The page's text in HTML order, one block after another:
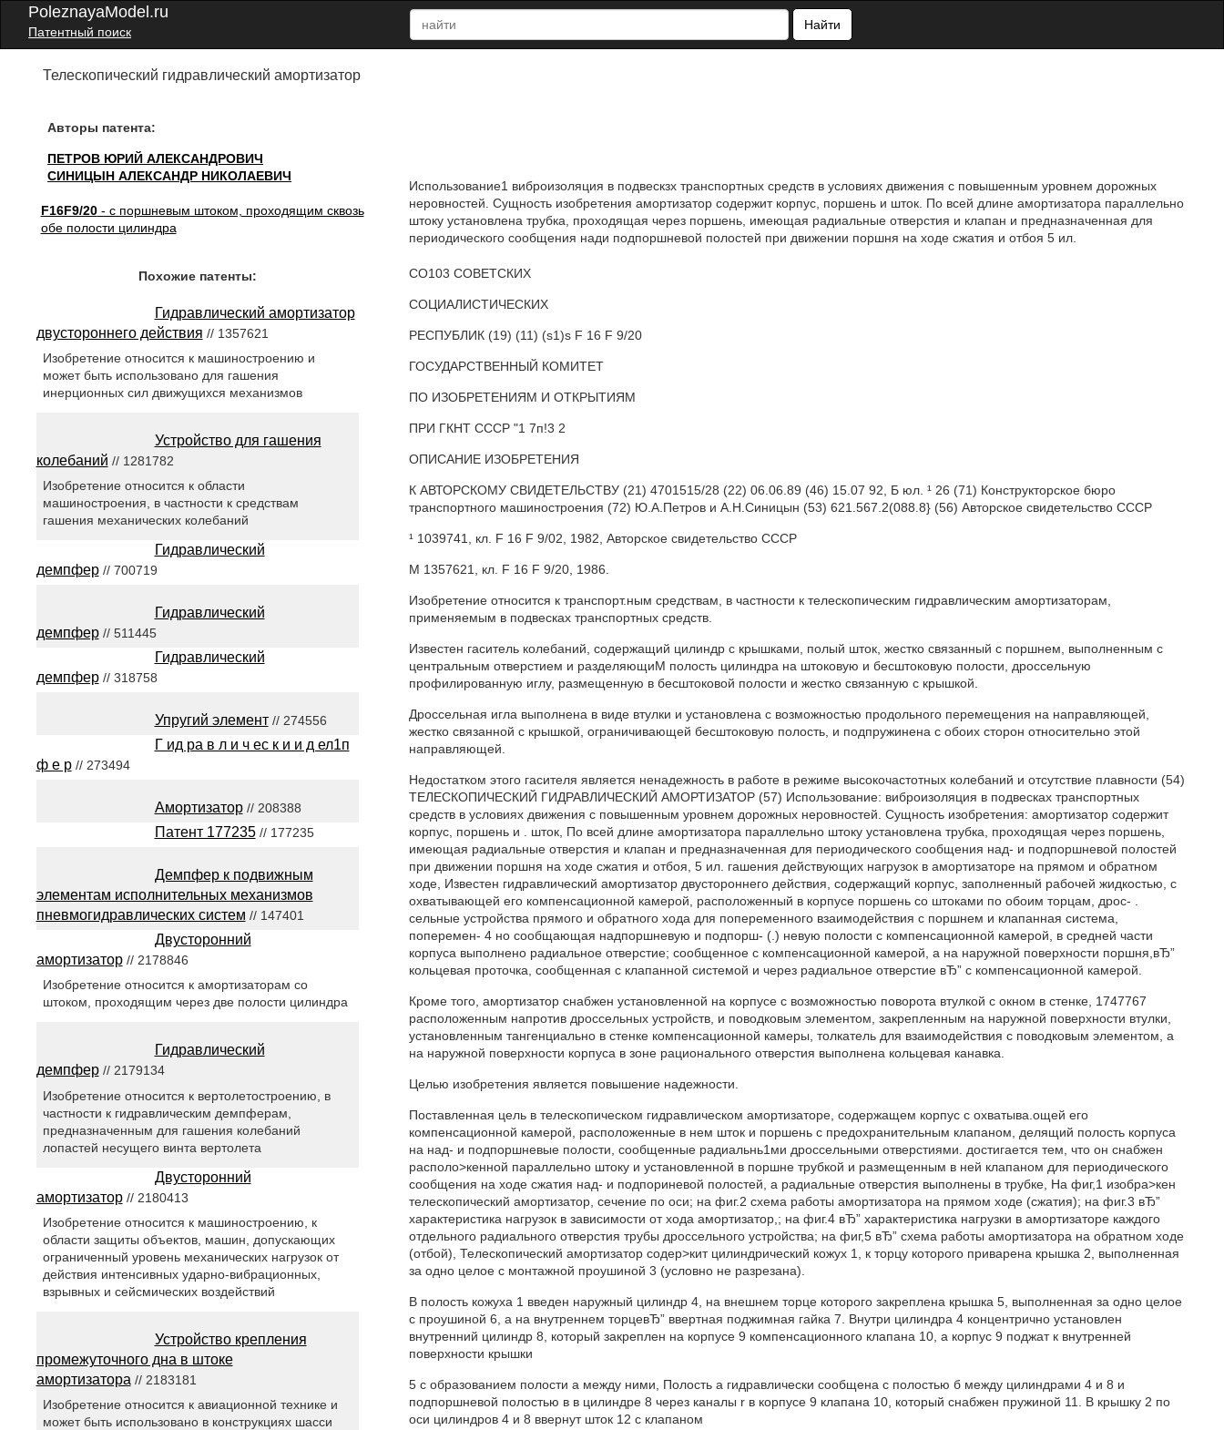
PoleznayaModel.ru
Патентный поиск
Найти
Телескопический гидравлический амортизатор
Авторы патента:
ПЕТРОВ ЮРИЙ АЛЕКСАНДРОВИЧ
СИНИЦЫН АЛЕКСАНДР НИКОЛАЕВИЧ
F16F9/20- с поршневым штоком, проходящим сквозь
обе полости цилиндра
Использование1 виброизоляция в подвескзх транспортных средств в условиях движения с повышенным уровнем дорожных
неровностей. Сущность изобретения амортизатор содержит корпус, поршень и шток. По всей длине амортизатора параллельно
штоку установлена трубка, проходящая через поршень, имеющая радиальные отверстия и клапан и предназначенная для
периодического сообщения нади подпоршневой полостей при движении поршня на ходе сжатия и отбоя 5 ил.
СО103 СОВЕТСКИХ
СОЦИАЛИСТИЧЕСКИХ
РЕСПУБЛИК (19) (11) (s1)s F 16 F 9/20
ГОСУДАРСТВЕННЫЙ КОМИТЕТ
ПО ИЗОБРЕТЕНИЯМ И ОТКРЫТИЯМ
ПРИ ГКНТ СССР "1 7п!3 2
ОПИСАНИЕ ИЗОБРЕТЕНИЯ
К АВТОРСКОМУ СВИДЕТЕЛЬСТВУ (21) 4701515/28 (22) 06.06.89 (46) 15.07 92, Б юл. ¹ 26 (71) Конструкторское бюро
транспортного машиностроения (72) Ю.А.Петров и А.Н.Синицын (53) 621.567.2(088.8} (56) Авторское свидетельство СССР
¹ 1039741, кл. F 16 F 9/02, 1982, Авторское свидетельство СССР
М 1357621, кл. F 16 F 9/20, 1986.
Изобретение относится к транспорт.ным средствам, в частности к телескопическим гидравлическим амортизаторам,
применяемым в подвесках транспортных средств.
Известен гаситель колебаний, содержащий цилиндр с крышками, полый шток, жестко связанный с поршнем, выполненным с
центральным отверстием и разделяющиМ полость цилиндра на штоковую и бесштоковую полости, дроссельную
профилированную иглу, размещенную в бесштоковой полости и жестко связанную с крышкой.
Дроссельная игла выполнена в виде втулки и установлена с возможностью продольного перемещения на направляющей,
жестко связанной с крышкой, ограничивающей бесштоковую полость, и подпружинена с обоих сторон относительно этой
направляющей.
Недостатком этого гасителя является ненадежность в работе в режиме высокочастотных колебаний и отсутствие плавности (54)
ТЕЛЕСКОПИЧЕСКИЙ ГИДРАВЛИЧЕСКИЙ АМОРТИЗАТОР (57) Использование: виброизоляция в подвесках транспортных
средств в условиях движения с повышенным уровнем дорожных неровностей. Сущность изобретения: амортизатор содержит
корпус, поршень и . шток, По всей длине амортизатора параллельно штоку установлена трубка, проходящая через поршень,
имеющая радиальные отверстия и клапан и предназначенная для периодического сообщения над- и подпоршневой полостей
при движении поршня на ходе сжатия и отбоя, 5 ил. гашения действующих нагрузок в амортизаторе на прямом и обратном
ходе, Известен гидравлический амортизатор двустороннего действия, содержащий корпус, заполненный рабочей жидкостью, с
охватывающей его компенсационной камерой, расположенный в корпусе поршень со штоками по обоим торцам, дрос- .
сельные устройства прямого и обратного хода для попеременного взаимодействия с поршнем и клапанная система,
поперемен- 4 но сообщающая надпоршневую и подпорш- (.) невую полости с компенсационной камерой, в средней части
корпуса выполнено радиальное отверстие; сообщенное с компенсационной камерой, а на наружной поверхности поршня,вЂ”
кольцевая проточка, сообщенная с клапанной системой и через радиальное отверстие вЂ” с компенсационной камерой.
Кроме того, амортизатор снабжен установленной на корпусе с возможностью поворота втулкой с окном в стенке, 1747767
расположенным напротив дроссельных устройств, и поводковым элементом, закрепленным на наружной поверхности втулки,
установленным тангенциально в стенке компенсационной камеры, толкатель для взаимодействия с поводковым элементом, а
на наружной поверхности корпуса в зоне рационального отверстия выполнена кольцевая канавка.
Целью изобретения является повышение надежности.
Поставленная цель в телескопическом гидравлическом амортизаторе, содержащем корпус с охватыва.ощей его
компенсационной камерой, расположенные в нем шток и поршень с предохранительным клапаном, делящий полость корпуса
на над- и подпоршневые полости, сообщенные радиальнь1ми дроссельными отверстиями. достигается тем, что он снабжен
располо>кенной параллельно штоку и установленной в поршне трубкой и размещенным в ней клапаном для периодического
сообщения на ходе сжатия над- и подпориневой полостей, а радиальные отверстия выполнены в трубке, На фиг,1 изобра>кен
телескопический амортизатор, сечение по оси; на фиг.2 схема работы амортизатора на прямом ходе (сжатия); на фиг.3 вЂ”
характеристика нагрузок в зависимости от хода амортизатор,; на фиг.4 вЂ” характеристика нагрузки в амортизаторе каждого
отдельного радиального отверстия трубы дроссельного устройства; на фиг,5 вЂ” схема работы амортизатора на обратном ходе
(отбой), Телескопический амортизатор содер>кит цилиндрический кожух 1, к торцу которого приварена крышка 2, выполненная
за одно целое с монтажной проушиной 3 (условно не разрезана).
В полость кожуха 1 введен наружный цилиндр 4, на внешнем торце которого закреплена крышка 5, выполненная за одно целое
с проушиной 6, а на внутреннем торцевЂ” ввертная поджимная гайка 7. Внутри цилиндра 4 концентрично установлен
внутренний цилиндр 8, который закреплен на корпусе 9 компенсационного клапана 10, а корпус 9 поджат к внутренней
поверхности крышки
5 с образованием полости а между ними, Полость а гидравлически сообщена с полостью б между цилиндрами 4 и 8 и
подпоршневой полостью в в цилиндре 8 через каналы r в корпусе 9 клапана 10, который снабжен пружиной 11. В крышку 2 по
оси цилиндров 4 и 8 ввернут шток 12 с клапаном
Похожие патенты:
Гидравлический амортизатор
двустороннего действия // 1357621
Изобретение относится к машиностроению и
может быть использовано для гашения
инерционных сил движущихся механизмов
Устройство для гашения
колебаний // 1281782
Изобретение относится к области
машиностроения, в частности к средствам
гашения механических колебаний
Гидравлический
демпфер// 700719
Гидравлический
демпфер// 511445
Гидравлический
демпфер// 318758
Упругий элемент// 274556
Г ид ра в л и ч ес к и и д ел1п
ф е р// 273494
Амортизатор// 208388
Патент 177235// 177235
Демпфер к подвижным
элементам исполнительных механизмов
пневмогидравлических систем // 147401
Двусторонний
амортизатор// 2178846
Изобретение относится к амортизаторам со
штоком, проходящим через две полости цилиндра
Гидравлический
демпфер// 2179134
Изобретение относится к вертолетостроению, в
частности к гидравлическим демпферам,
предназначенным для гашения колебаний
лопастей несущего винта вертолета
Двусторонний
амортизатор// 2180413
Изобретение относится к машиностроению, к
области защиты объектов, машин, допускающих
ограниченный уровень механических нагрузок от
действия интенсивных ударно-вибрационных,
взрывных и сейсмических воздействий
Устройство крепления
промежуточного дна в штоке
амортизатора // 2183181
Изобретение относится к авиационной технике и
может быть использовано в конструкциях шасси